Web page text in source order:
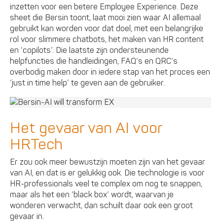
inzetten voor een betere Employee Experience. Deze
sheet die Bersin toont, laat mooi zien waar AI allemaal
gebruikt kan worden voor dat doel, met een belangrijke
rol voor slimmere chatbots, het maken van HR content
en ‘copilots’. Die laatste zijn ondersteunende
helpfuncties die handleidingen, FAQ’s en QRC’s
overbodig maken door in iedere stap van het proces een
‘just in time help’ te geven aan de gebruiker.
Het gevaar van AI voor
HRTech
Er zou ook meer bewustzijn moeten zijn van het gevaar
van AI, en dat is er gelukkig ook. Die technologie is voor
HR-professionals veel te complex om nog te snappen,
maar als het een ‘black box’ wordt, waarvan je
wonderen verwacht, dan schuilt daar ook een groot
gevaar in.